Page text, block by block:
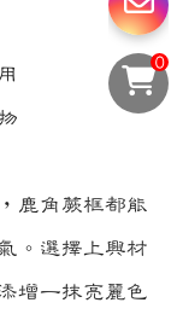
鹿角蕨框都能
。選擇上興材
增一抹亮麗色
0